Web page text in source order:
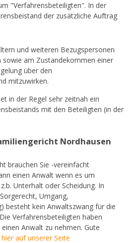
"Verfahrensbeteiligten". In der
der zusätzliche Auftrag
und weiteren Bezugspersonen
sowie am Zustandekommen einer
über den
mitzuwirken.
in der Regel sehr zeitnah ein
mit den Beteiligten (in der
Nordhausen
brauchen Sie -vereinfacht
einen Anwalt wenn es um
Unterhalt oder Scheidung. In
Umgang,
besteht kein Anwaltszwang für die
Verfahrensbeteiligten haben
Anwalt zu nehmen. Gute
hier auf unserer Seite